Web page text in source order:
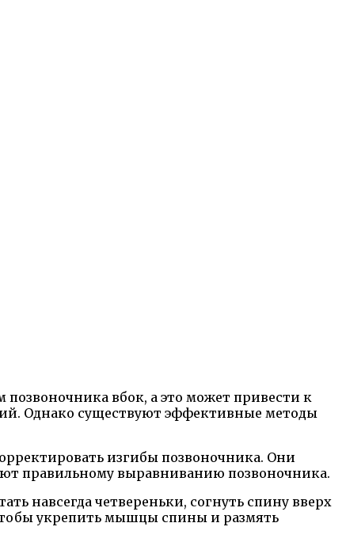
вбок, а это может привести к
Однако существуют эффективные методы
изгибы позвоночника. Они
правильному выравниванию позвоночника.
навсегда четвереньки, согнуть спину вверх
укрепить мышцы спины и размять